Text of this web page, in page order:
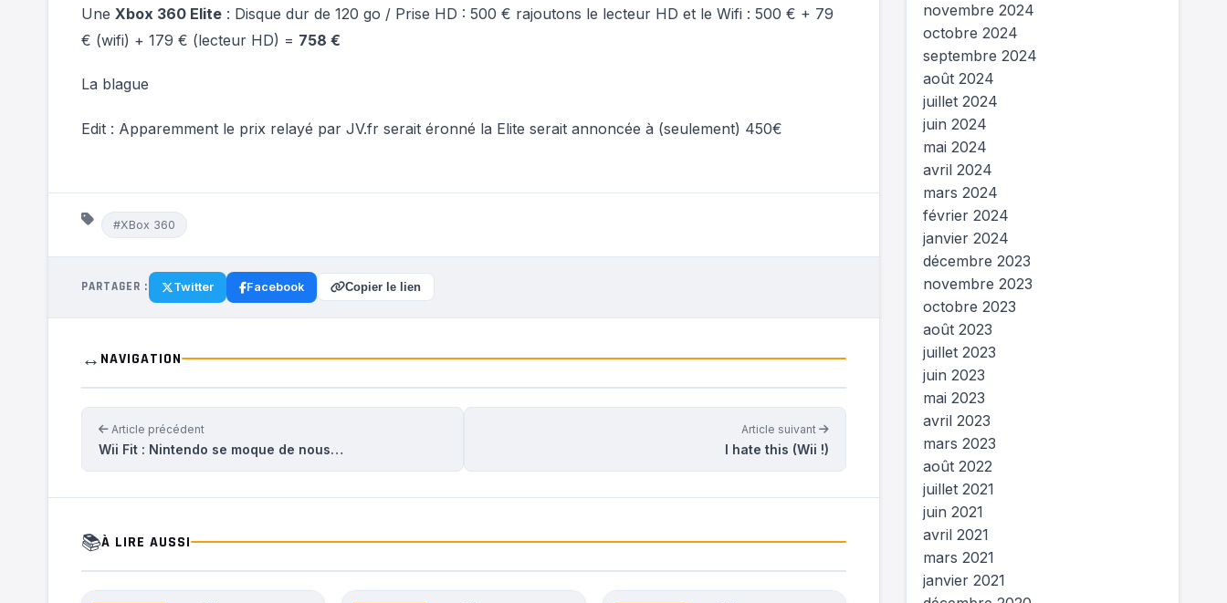
Une Xbox 360 Elite : Disque dur de 120 go / Prise HD : 500 € rajoutons le lecteur HD et le Wifi : 500 € + 79
€ (wifi) + 179 € (lecteur HD) = 758 €
La blague
Edit : Apparemment le prix relayé par JV.fr serait éronné la Elite serait annoncée à (seulement) 450€
#XBox 360
PARTAGER : Twitter Facebook Copier le lien
↔️ NAVIGATION
Article précédent
Wii Fit : Nintendo se moque de nous…
Article suivant
I hate this (Wii !)
📚À LIRE AUSSI
novembre 2024
octobre 2024
septembre 2024
août 2024
juillet 2024
juin 2024
mai 2024
avril 2024
mars 2024
février 2024
janvier 2024
décembre 2023
novembre 2023
octobre 2023
août 2023
juillet 2023
juin 2023
mai 2023
avril 2023
mars 2023
août 2022
juillet 2021
juin 2021
avril 2021
mars 2021
janvier 2021